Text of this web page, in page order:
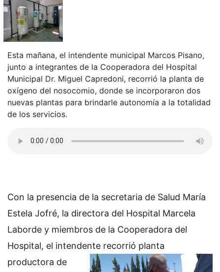
Esta mañana, el intendente municipal Marcos Pisano,
junto a integrantes de la Cooperadora del Hospital
Municipal Dr. Miguel Capredoni, recorrió la planta de
oxígeno del nosocomio, donde se incorporaron dos
nuevas plantas para brindarle autonomía a la totalidad
de los servicios.
Con la presencia de la secretaria de Salud María
Estela Jofré, la directora del Hospital Marcela
Laborde y miembros de la Cooperadora del
Hospital, el intendente recorrió planta
productora de